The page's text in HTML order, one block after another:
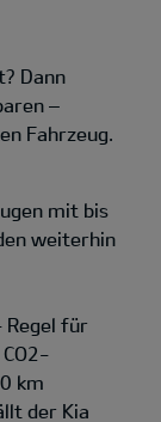
Dann
–
Fahrzeug.
mit bis
weiterhin
Regel für
km
der Kia